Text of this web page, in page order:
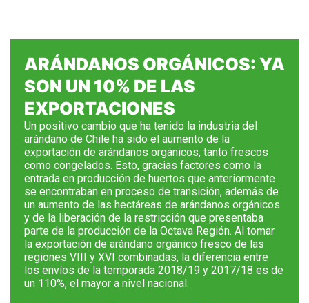
ARÁNDANOS ORGÁNICOS: YA
SON UN 10% DE LAS
EXPORTACIONES
Un positivo cambio que ha tenido la industria del
arándano de Chile ha sido el aumento de la
exportación de arándanos orgánicos, tanto frescos
como congelados. Esto, gracias factores como la
entrada en producción de huertos que anteriormente
se encontraban en proceso de transición, además de
un aumento de las hectáreas de arándanos orgánicos
y de la liberación de la restricción que presentaba
parte de la producción de la Octava Región. Al tomar
la exportación de arándano orgánico fresco de las
regiones VIII y XVI combinadas, la diferencia entre
los envíos de la temporada 2018/19 y 2017/18 es de
un 110%, el mayor a nivel nacional.